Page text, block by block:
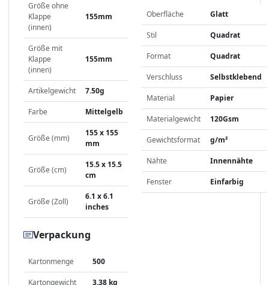
Größe ohne
Klappe
(innen)
155mm
Größe mit
Klappe
(innen)
155mm
Artikelgewicht 7.50g
Farbe Mittelgelb
Größe (mm)
155 x 155
mm
Größe (cm)
15.5 x 15.5
cm
Größe (Zoll)
6.1 x 6.1
inches
Oberfläche Glatt
Stil Quadrat
Format Quadrat
Verschluss Selbstklebend
Material Papier
Materialgewicht 120Gsm
Gewichtsformat g/m²
Nähte Innennähte
Fenster Einfarbig
Verpackung
Kartonmenge 500
Kartongewicht 3.38 kg